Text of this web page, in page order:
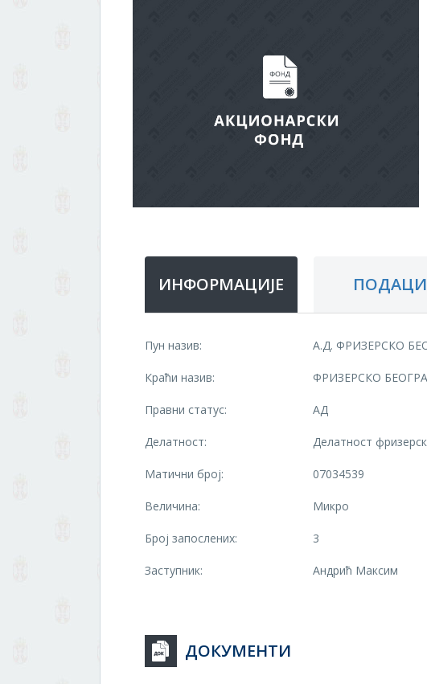
ИНФОРМАЦИЈЕ ПОДАЦИ
Пун назив: А.Д. ФРИЗЕРСКО
Краћи назив: ФРИЗЕРСКО
Правни статус: АД
Делатност: Делатност
Матични број: 07034539
Величина: Микро
Број запослених: 3
Заступник: Андрић Максим
ДОКУМЕНТИ